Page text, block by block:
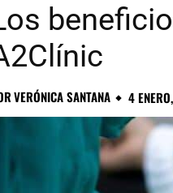
VERÓNICA SANTANA 4